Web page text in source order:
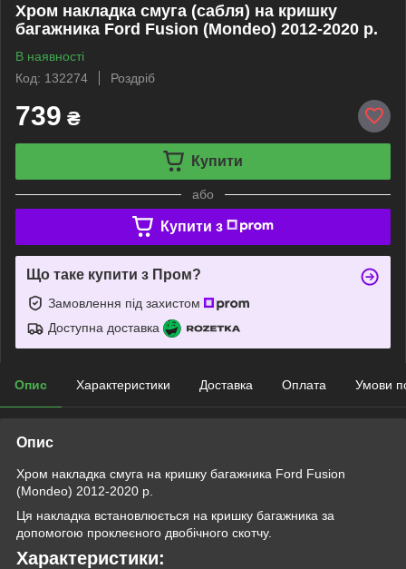
Хром накладка смуга (сабля) на кришку
багажника Ford Fusion (Mondeo) 2012-2020 р.
В наявності
Код: 132274
Роздріб
739 ₴
Купити
або
Купити з
Що таке купити з Пром?
Замовлення під захистом
Доступна доставка
Опис Характеристики Доставка Оплата Умови
Опис
Хром накладка смуга на кришку багажника Ford Fusion
(Mondeo) 2012-2020 р.
Ця накладка встановлюється на кришку багажника за
допомогою проклеєного двобічного скотчу.
Характеристики: